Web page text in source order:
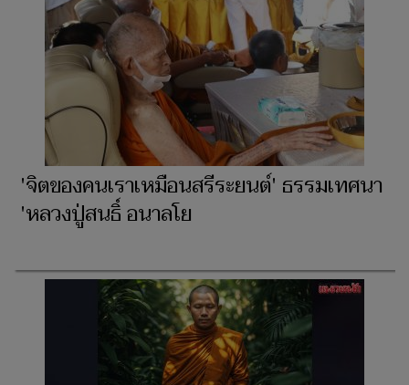
'จิตของคนเราเหมือนสรีระยนต์' ธรรมเทศนา
'หลวงปู่สนธิ์ อนาลโย